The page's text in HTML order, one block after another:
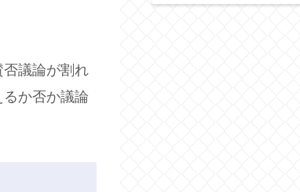
議論が割れ
か否か議論